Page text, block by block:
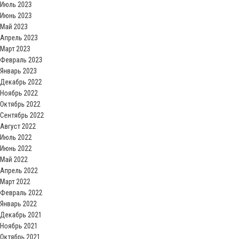
Июль 2023
Июнь 2023
Май 2023
Апрель 2023
Март 2023
Февраль 2023
Январь 2023
Декабрь 2022
Ноябрь 2022
Октябрь 2022
Сентябрь 2022
Август 2022
Июль 2022
Июнь 2022
Май 2022
Апрель 2022
Март 2022
Февраль 2022
Январь 2022
Декабрь 2021
Ноябрь 2021
Октябрь 2021